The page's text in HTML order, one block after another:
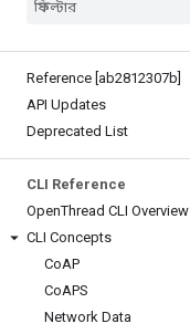
Reference [ab2812307b]
API Updates
Deprecated List
CLI Reference
OpenThread CLI Overview
CLI Concepts
CoAP
CoAPS
Network Data